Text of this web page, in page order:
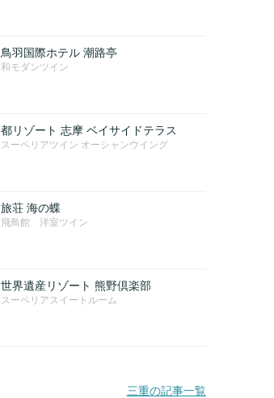
鳥羽国際ホテル 潮路亭
和モダンツイン
都リゾート 志摩 ベイサイドテラス
スーペリアツイン オーシャンウイング
旅荘 海の蝶
飛鳥館 洋室ツイン
世界遺産リゾート 熊野倶楽部
スーペリアスイートルーム
三重の記事一覧